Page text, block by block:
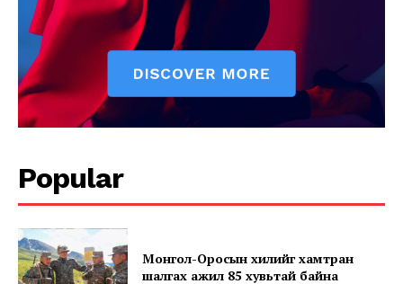
Popular
Монгол-Оросын хилийг хамтран
шалгах ажил 85 хувьтай байна